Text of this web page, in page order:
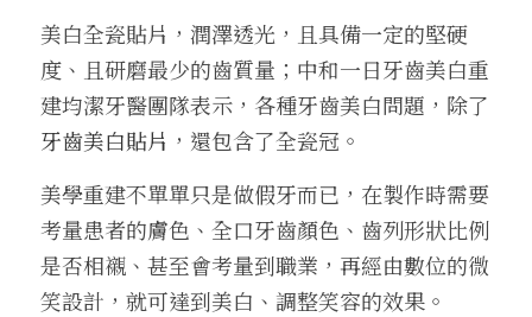
美白全瓷貼片，潤澤透光，且具備一定的堅硬
度、且研磨最少的齒質量；中和一日牙齒美白重
建均潔牙醫團隊表示，各種牙齒美白問題，除了
牙齒美白貼片 ，還包含了全瓷冠。
美學重建不單單只是做假牙而已，在製作時需要
考量患者的膚色、全口牙齒顏色、齒列形狀比例
是否相襯、甚至會考量到職業，再經由數位的微
笑設計，就可達到美白、調整笑容的效果。